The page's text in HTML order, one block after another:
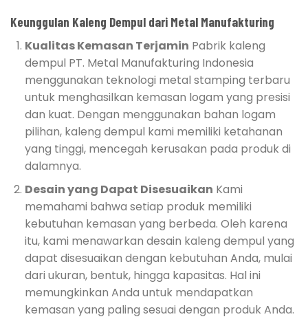
Keunggulan Kaleng Dempul dari Metal Manufakturing
Kualitas Kemasan Terjamin Pabrik kaleng
dempul PT. Metal Manufakturing Indonesia
menggunakan teknologi metal stamping terbaru
untuk menghasilkan kemasan logam yang presisi
dan kuat. Dengan menggunakan bahan logam
pilihan, kaleng dempul kami memiliki ketahanan
yang tinggi, mencegah kerusakan pada produk di
dalamnya.
Desain yang Dapat Disesuaikan Kami
memahami bahwa setiap produk memiliki
kebutuhan kemasan yang berbeda. Oleh karena
itu, kami menawarkan desain kaleng dempul yang
dapat disesuaikan dengan kebutuhan Anda, mulai
dari ukuran, bentuk, hingga kapasitas. Hal ini
memungkinkan Anda untuk mendapatkan
kemasan yang paling sesuai dengan produk Anda.